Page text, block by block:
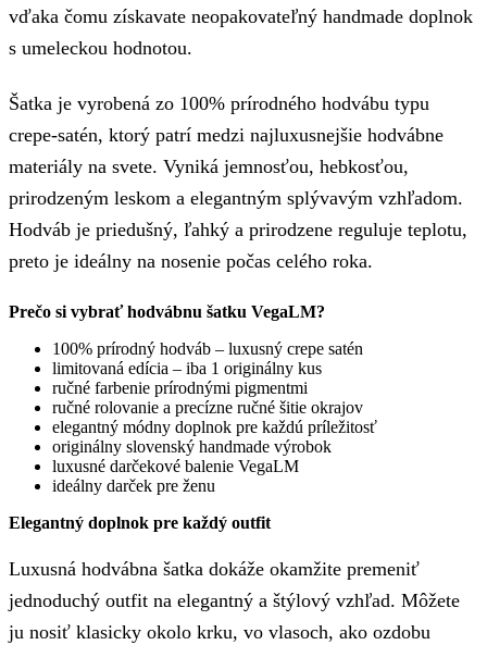
vďaka čomu získavate neopakovateľný handmade doplnok
s umeleckou hodnotou.
Šatka je vyrobená zo 100% prírodného hodvábu typu
crepe-satén, ktorý patrí medzi najluxusnejšie hodvábne
materiály na svete. Vyniká jemnosťou, hebkosťou,
prirodzeným leskom a elegantným splývavým vzhľadom.
Hodváb je priedušný, ľahký a prirodzene reguluje teplotu,
preto je ideálny na nosenie počas celého roka.
Prečo si vybrať hodvábnu šatku VegaLM?
100% prírodný hodváb – luxusný crepe satén
limitovaná edícia – iba 1 originálny kus
ručné farbenie prírodnými pigmentmi
ručné rolovanie a precízne ručné šitie okrajov
elegantný módny doplnok pre každú príležitosť
originálny slovenský handmade výrobok
luxusné darčekové balenie VegaLM
ideálny darček pre ženu
Elegantný doplnok pre každý outfit
Luxusná hodvábna šatka dokáže okamžite premeniť
jednoduchý outfit na elegantný a štýlový vzhľad. Môžete
ju nosiť klasicky okolo krku, vo vlasoch, ako ozdobu